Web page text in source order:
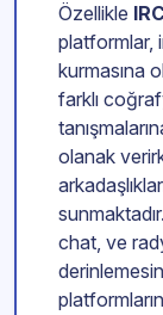
Özellikle
platformlar,
kurmasına
farklı
olanak
chat, ve